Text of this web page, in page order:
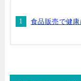
食品販売で健康